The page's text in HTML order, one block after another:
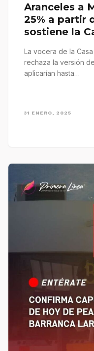
Aranceles a
25% a partir
sostiene la
La vocera de la
rechaza la versión
aplicarían hasta…
31 ENERO, 2025